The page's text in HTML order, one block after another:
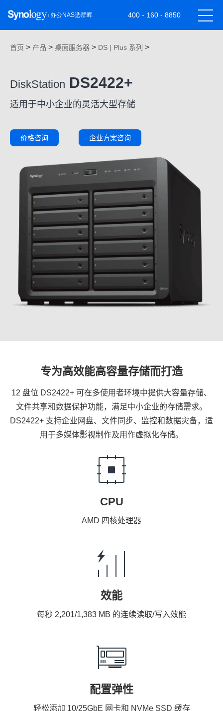
400 - 160 - 8850
首页 > 产品 > 桌面服务器 > DS | Plus 系列 >
DiskStation DS2422+
适用于中小企业的灵活大型存储
价格咨询 企业方案咨询
专为高效能高容量存储而打造
12 盘位 DS2422+ 可在多使用者环境中提供大容量存储、
文件共享和数据保护功能，满足中小企业的存储需求。
DS2422+ 支持企业网盘、文件同步、监控和数据灾备，适
用于多媒体影视制作及用作虚拟化存储。
CPU
AMD 四核处理器
效能
每秒 2,201/1,383 MB 的连续读取/写入效能
配置弹性
轻松添加 10/25GbE 网卡和 NVMe SSD 缓存